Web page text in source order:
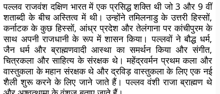
पल्लव राजवंश दक्षिण भारत में एक प्रसिद्ध शक्ति थी जो 3 और 9 वीं
शताब्दी के बीच अस्तित्व में थी। उन्होंने तमिलनाडु के उत्तरी हिस्सों,
कर्नाटक के कुछ हिस्सों, आंध्र प्रदेश और तेलंगाना पर कांचीपुरम के
साथ अपनी राजधानी के रूप में शासन किया। पल्लवों ने बौद्ध धर्म,
जैन धर्म और ब्राह्मणवादी आस्था का समर्थन किया और संगीत,
चित्रकला और साहित्य के संरक्षक थे। महेंद्रवर्मन प्रथम कला और
वास्तुकला के महान संरक्षक थे और द्रविड़ वास्तुकला के लिए एक नई
शैली शुरू करने के लिए जाने जाते हैं। पल्लव वंशी राजा ब्राह्मण थे